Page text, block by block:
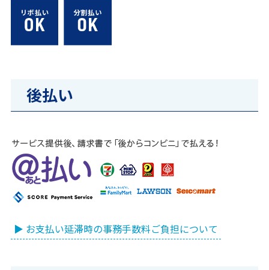
後払い
▶ お支払い延滞時の事務手数料ご負担について